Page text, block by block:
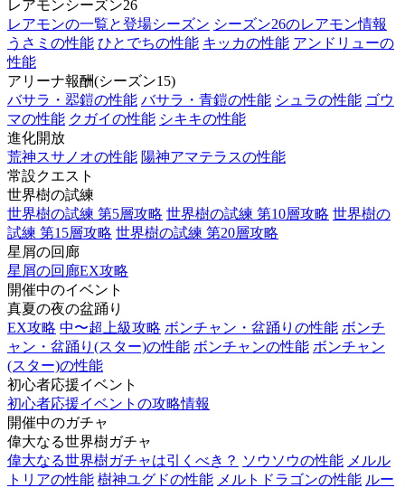
レアモンシーズン26
レアモンの一覧と登場シーズン シーズン26のレアモン情報
うさミの性能 ひとでちの性能 キッカの性能 アンドリューの
性能
アリーナ報酬(シーズン15)
バサラ・翆鎧の性能 バサラ・青鎧の性能 シュラの性能 ゴウ
マの性能 クガイの性能 シキキの性能
進化開放
荒神スサノオの性能 陽神アマテラスの性能
常設クエスト
世界樹の試練
世界樹の試練 第5層攻略 世界樹の試練 第10層攻略 世界樹の
試練 第15層攻略 世界樹の試練 第20層攻略
星屑の回廊
星屑の回廊EX攻略
開催中のイベント
真夏の夜の盆踊り
EX攻略 中〜超上級攻略 ボンチャン・盆踊りの性能 ボンチ
ャン・盆踊り(スター)の性能 ボンチャンの性能 ボンチャン
(スター)の性能
初心者応援イベント
初心者応援イベントの攻略情報
開催中のガチャ
偉大なる世界樹ガチャ
偉大なる世界樹ガチャは引くべき？ ソウソウの性能 メルル
トリアの性能 樹神ユグドの性能 メルトドラゴンの性能 ルー